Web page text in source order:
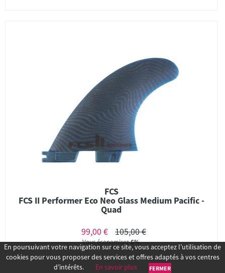
FCS
FCS II Performer Eco Neo Glass Medium Pacific -
Quad
99,00 €
105,00 €
Vous économisez6%
En poursuivant votre navigation sur ce site, vous acceptez l’utilisation de
cookies pour vous proposer des services et offres adaptés à vos centres
d’intérêts.
En savoir plus FERMER